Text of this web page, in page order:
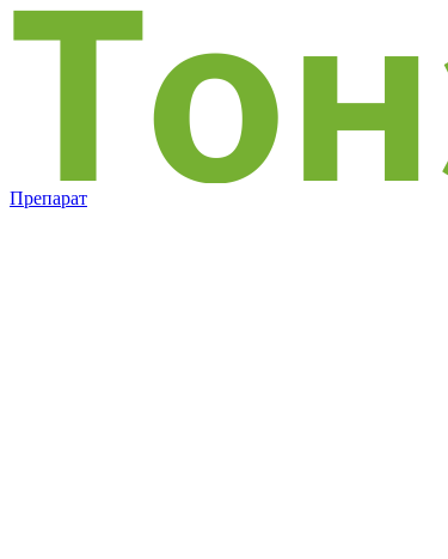
Препарат